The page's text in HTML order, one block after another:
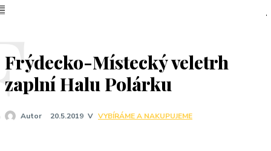
Frýdecko-Místecký veletrh
zaplní Halu Polárku
Autor 20.5.2019 V VYBÍRÁME A NAKUPUJEME